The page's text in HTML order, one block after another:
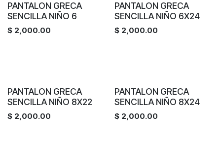
PANTALON GRECA
SENCILLA NIÑO 6
$ 2,000.00
PANTALON GRECA
SENCILLA NIÑO 6X24
$ 2,000.00
PANTALON GRECA
SENCILLA NIÑO 8X22
$ 2,000.00
PANTALON GRECA
SENCILLA NIÑO 8X24
$ 2,000.00